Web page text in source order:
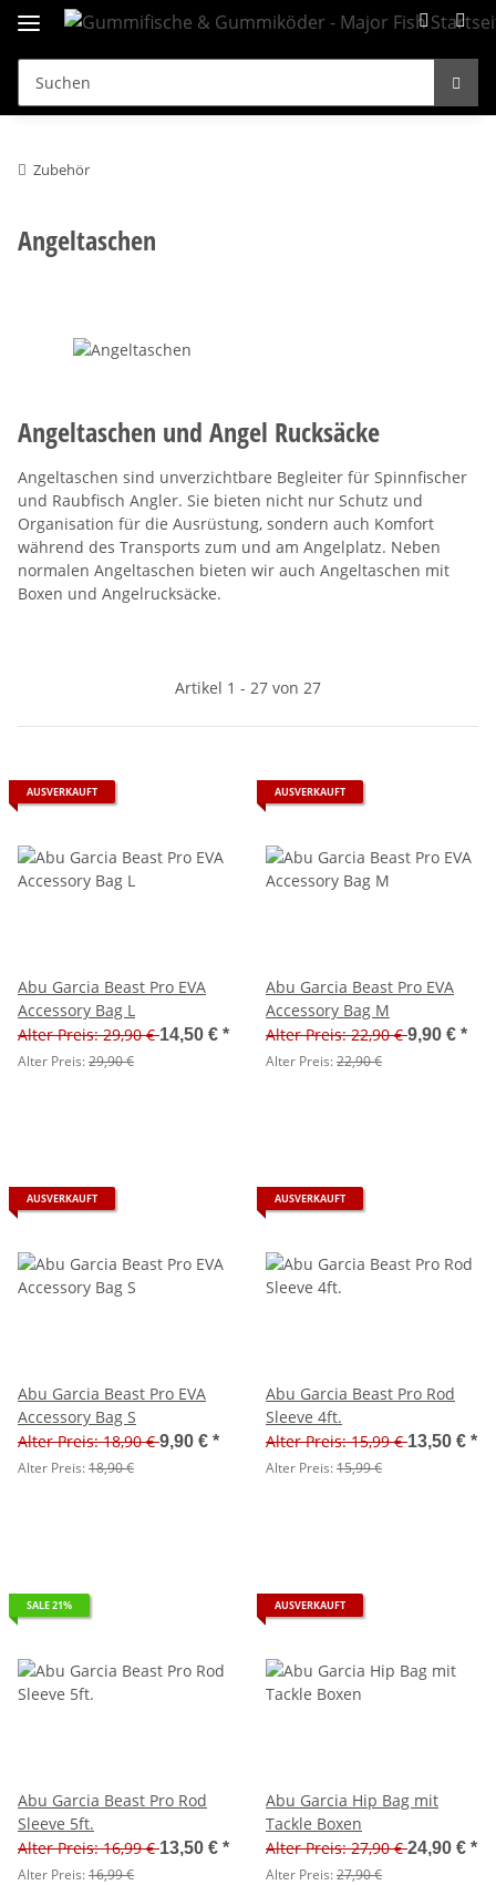
Zubehör
Angeltaschen
Angeltaschen und Angel Rucksäcke
Angeltaschen sind unverzichtbare Begleiter für Spinnfischer
und Raubfisch Angler. Sie bieten nicht nur Schutz und
Organisation für die Ausrüstung, sondern auch Komfort
während des Transports zum und am Angelplatz. Neben
normalen Angeltaschen bieten wir auch Angeltaschen mit
Boxen und Angelrucksäcke.
Artikel 1 - 27 von 27
AUSVERKAUFT
Abu Garcia Beast Pro EVA
Accessory Bag L
Alter Preis: 29,90 €14,50 € *
Alter Preis:29,90 €
AUSVERKAUFT
Abu Garcia Beast Pro EVA
Accessory Bag M
Alter Preis: 22,90 €9,90 € *
Alter Preis:22,90 €
AUSVERKAUFT
Abu Garcia Beast Pro EVA
Accessory Bag S
Alter Preis: 18,90 €9,90 € *
Alter Preis:18,90 €
AUSVERKAUFT
Abu Garcia Beast Pro Rod
Sleeve 4ft.
Alter Preis: 15,99 €13,50 € *
Alter Preis:15,99 €
SALE 21%
Abu Garcia Beast Pro Rod
Sleeve 5ft.
Alter Preis: 16,99 €13,50 € *
Alter Preis:16,99 €
AUSVERKAUFT
Abu Garcia Hip Bag mit
Tackle Boxen
Alter Preis: 27,90 €24,90 € *
Alter Preis:27,90 €